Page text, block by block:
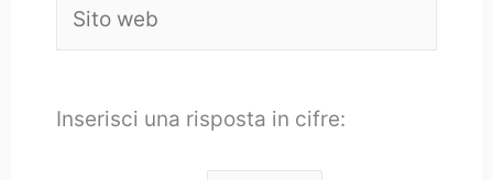
web
Inserisci una risposta in cifre: